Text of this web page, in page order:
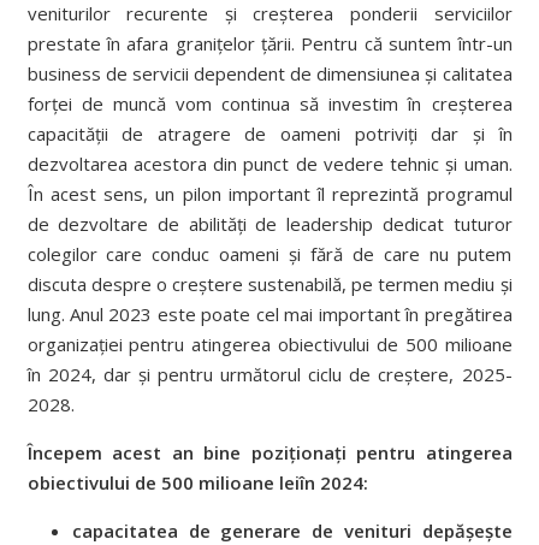
veniturilor recurente și creșterea ponderii serviciilor
prestate în afara granițelor țării. Pentru că suntem într-un
business de servicii dependent de dimensiunea și calitatea
forței de muncă vom continua să investim în creșterea
capacității de atragere de oameni potriviți dar și în
dezvoltarea acestora din punct de vedere tehnic și uman.
În acest sens, un pilon important îl reprezintă programul
de dezvoltare de abilități de leadership dedicat tuturor
colegilor care conduc oameni și fără de care nu putem
discuta despre o creștere sustenabilă, pe termen mediu și
lung. Anul 2023 este poate cel mai important în pregătirea
organizației pentru atingerea obiectivului de 500 milioane
în 2024, dar și pentru următorul ciclu de creștere, 2025-
2028.
Începem acest an bine poziționați pentru atingerea
obiectivului de 500 milioane leiîn 2024:
capacitatea de generare de venituri depășește